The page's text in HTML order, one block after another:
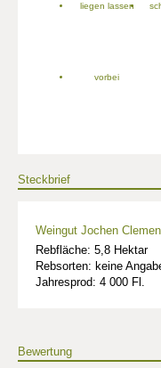
liegen lassen
vorbei
Steckbrief
Weingut Jochen
Rebfläche: 5,8 Hektar
Rebsorten: keine
Jahresprod: 4 000 Fl.
Bewertung